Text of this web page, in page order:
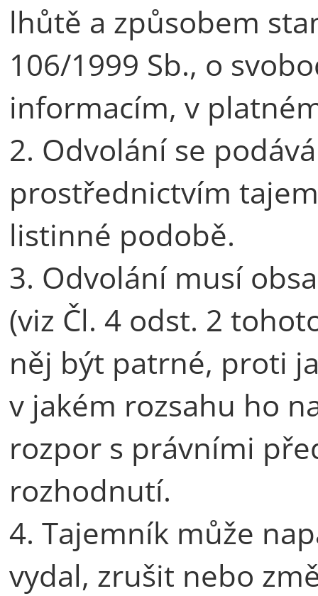
lhůtě a způsobem
106/1999 Sb., o
informacím, v
2. Odvolání se
prostřednictvím
listinné podobě.
3. Odvolání musí
(viz Čl. 4 odst. 2
něj být patrné, proti
v jakém rozsahu ho
rozpor s právními
rozhodnutí.
4. Tajemník může
vydal, zrušit nebo